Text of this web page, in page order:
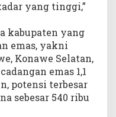
yang tinggi,”
kabupaten yang
emas, yakni
Konawe Selatan,
emas 1,1
potensi terbesar
sebesar 540 ribu